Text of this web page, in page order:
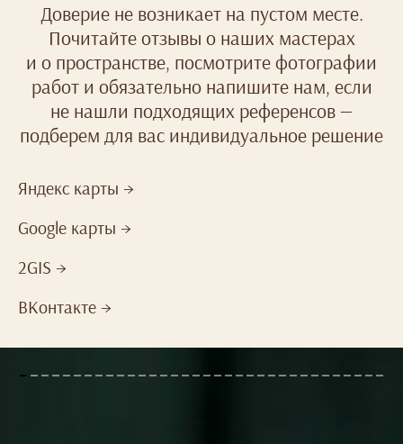
Доверие не возникает на пустом месте.
Почитайте отзывы о наших мастерах
и о пространстве, посмотрите фотографии
работ и обязательно напишите нам, если
не нашли подходящих референсов —
подберем для вас индивидуальное решение
Яндекс карты →
Google карты →
2GIS →
ВКонтакте →